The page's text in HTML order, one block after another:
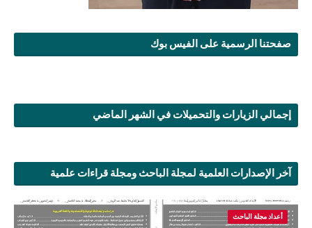
صفحتنا الرسمية على الفيس بوك
إجمالي الزيارات والتحميلات في الشهر الماضي
آخر الإصدارات العلمية لمجلة الباحث ومجلة قراءات علمية
أعداد مجلة الباحث